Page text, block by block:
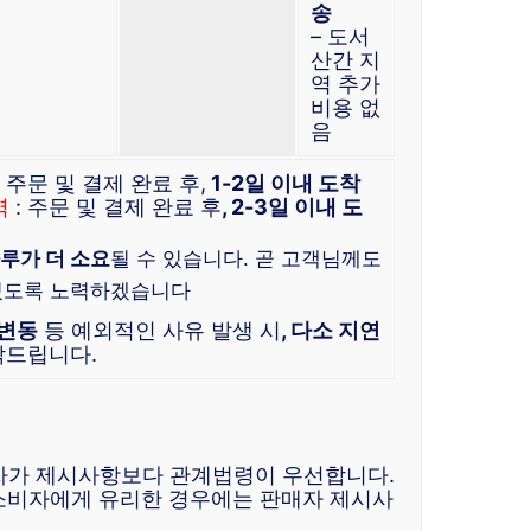
송
– 도서
산간 지
역 추가
비용 없
음
문 및 결제 완료 후, 1-2일 이내 도착
: 주문 및 결제 완료 후, 2-3일 이내 도
가 더 소요될 수 있습니다. 곧 고객님께도
록 노력하겠습니다
동 등 예외적인 사유 발생 시, 다소 지연
립니다.
제시사항보다 관계법령이 우선합니다.
자에게 유리한 경우에는 판매자 제시사